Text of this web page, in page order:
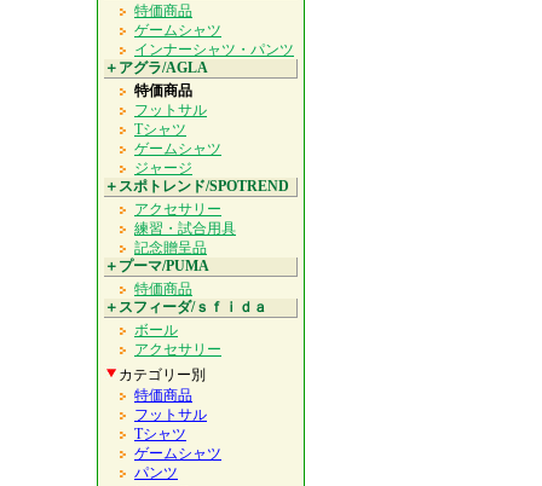
特価商品
ゲームシャツ
インナーシャツ・パンツ
＋アグラ/AGLA
特価商品
フットサル
Tシャツ
ゲームシャツ
ジャージ
＋スポトレンド/SPOTREND
アクセサリー
練習・試合用具
記念贈呈品
＋プーマ/PUMA
特価商品
＋スフィーダ/ｓｆｉｄａ
ボール
アクセサリー
カテゴリー別
特価商品
フットサル
Tシャツ
ゲームシャツ
パンツ